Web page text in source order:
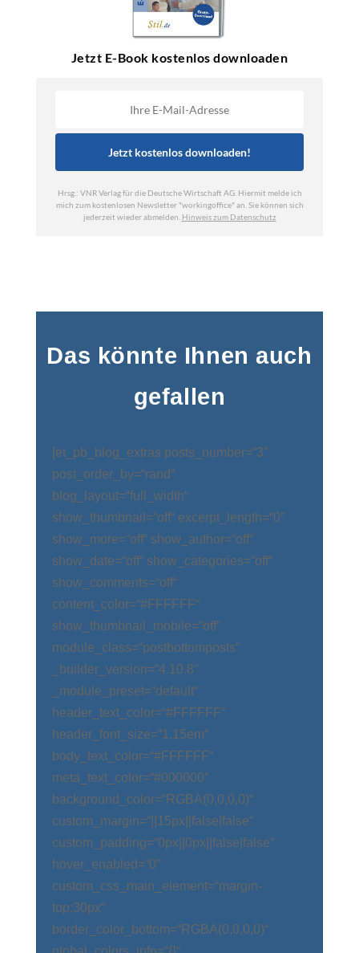
Das könnte Ihnen auch
gefallen
[et_pb_blog_extras posts_number=“3″
post_order_by=“rand“
blog_layout=“full_width“
show_thumbnail=“off“ excerpt_length=“0″
show_more=“off“ show_author=“off“
show_date=“off“ show_categories=“off“
show_comments=“off“
content_color=“#FFFFFF“
show_thumbnail_mobile=“off“
module_class=“postbottomposts“
_builder_version=“4.10.8″
_module_preset=“default“
header_text_color=“#FFFFFF“
header_font_size=“1.15em“
body_text_color=“#FFFFFF“
meta_text_color=“#000000″
background_color=“RGBA(0,0,0,0)“
custom_margin=“||15px||false|false“
custom_padding=“0px||0px||false|false“
hover_enabled=“0″
custom_css_main_element=“margin-
top:30px“
border_color_bottom=“RGBA(0,0,0,0)“